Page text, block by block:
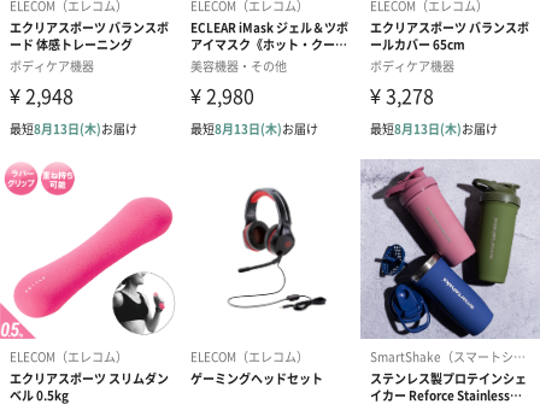
お相手の趣味嗜好に沿ったカテゴライズでギフトセットをご提案
いたします。
親しいお相手に贈る「好きなもの」のイメージが広がるギフトセ
セット内容
・トレーニングバンド
・シェイカーボトル
・TANP HOBBY専用BOX
のセットです。